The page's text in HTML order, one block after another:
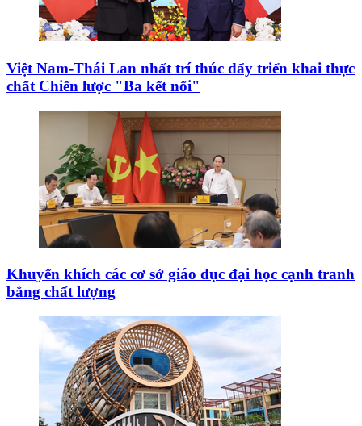
Việt Nam-Thái Lan nhất trí thúc đẩy triển khai thực
chất Chiến lược "Ba kết nối"
Khuyến khích các cơ sở giáo dục đại học cạnh tranh
bằng chất lượng